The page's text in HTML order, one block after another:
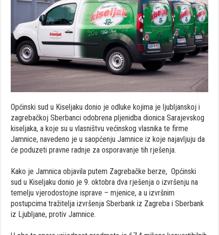
Općinski sud u Kiseljaku donio je odluke kojima je ljubljanskoj i
zagrebačkoj Sberbanci odobrena pljenidba dionica Sarajevskog
kiseljaka, a koje su u vlasništvu većinskog vlasnika te firme
Jamnice, navedeno je u saopćenju Jamnice iz koje najavljuju da
će poduzeti pravne radnje za osporavanje tih rješenja.
Kako je Jamnica objavila putem Zagrebačke berze, Općinski
sud u Kiseljaku donio je 9. oktobra dva rješenja o izvršenju na
temelju vjerodostojne isprave – mjenice, a u izvršnim
postupcima tražitelja izvršenja Sberbank iz Zagreba i Sberbank
iz Ljubljane, protiv Jamnice.